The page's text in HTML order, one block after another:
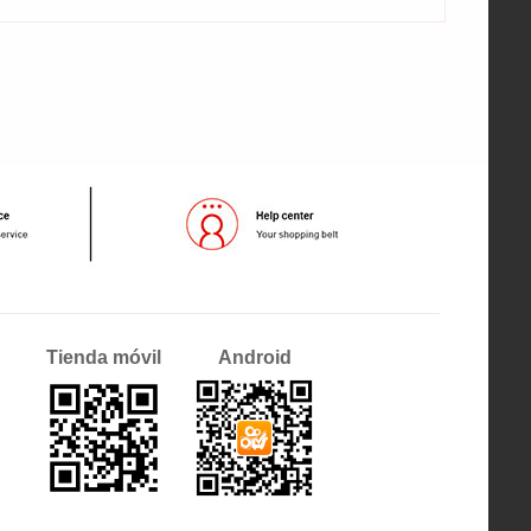
Tienda móvil Android